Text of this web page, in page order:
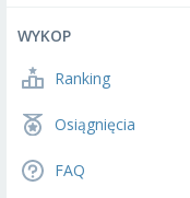
WYKOP
Ranking
Osiągnięcia
FAQ